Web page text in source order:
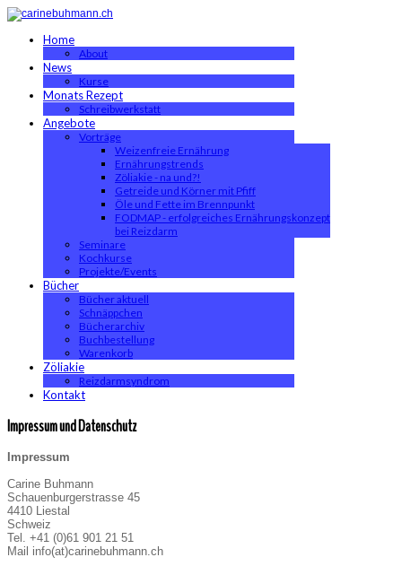
Home
About
News
Kurse
Monats Rezept
Schreibwerkstatt
Angebote
Vorträge
Weizenfreie Ernährung
Ernährungstrends
Zöliakie - na und?!
Getreide und Körner mit Pfiff
Öle und Fette im Brennpunkt
FODMAP - erfolgreiches Ernährungskonzept
bei Reizdarm
Seminare
Kochkurse
Projekte/Events
Bücher
Bücher aktuell
Schnäppchen
Bücherarchiv
Buchbestellung
Warenkorb
Zöliakie
Reizdarmsyndrom
Kontakt
Impressum und Datenschutz
Impressum
Carine Buhmann
Schauenburgerstrasse 45
4410 Liestal
Schweiz
Tel. +41 (0)61 901 21 51
Mail info(at)carinebuhmann.ch